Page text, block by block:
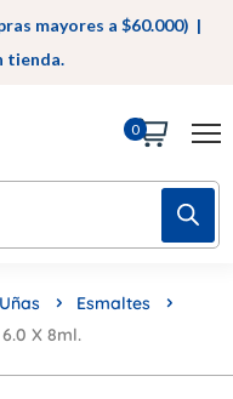
mayores a $60.000) |
tienda.
0
Uñas
Esmaltes
X 8ml.